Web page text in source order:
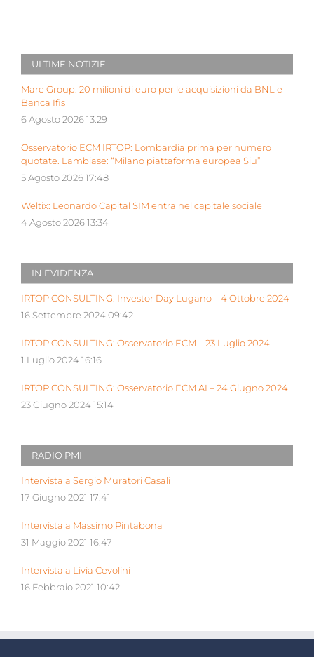
ULTIME NOTIZIE
Mare Group: 20 milioni di euro per le acquisizioni da BNL e
Banca Ifis
6 Agosto 2026 13:29
Osservatorio ECM IRTOP: Lombardia prima per numero
quotate. Lambiase: “Milano piattaforma europea Siu”
5 Agosto 2026 17:48
Weltix: Leonardo Capital SIM entra nel capitale sociale
4 Agosto 2026 13:34
IN EVIDENZA
IRTOP CONSULTING: Investor Day Lugano – 4 Ottobre 2024
16 Settembre 2024 09:42
IRTOP CONSULTING: Osservatorio ECM – 23 Luglio 2024
1 Luglio 2024 16:16
IRTOP CONSULTING: Osservatorio ECM AI – 24 Giugno 2024
23 Giugno 2024 15:14
RADIO PMI
Intervista a Sergio Muratori Casali
17 Giugno 2021 17:41
Intervista a Massimo Pintabona
31 Maggio 2021 16:47
Intervista a Livia Cevolini
16 Febbraio 2021 10:42